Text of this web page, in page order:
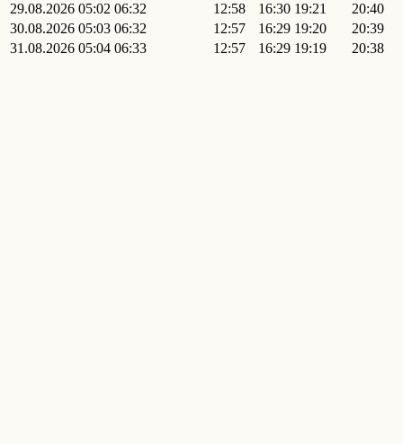
29.08.2026 05:02 06:32 12:58 16:30 19:21
20:40
30.08.2026 05:03 06:32 12:57 16:29 19:20
20:39
31.08.2026 05:04 06:33 12:57 16:29 19:19 20:38